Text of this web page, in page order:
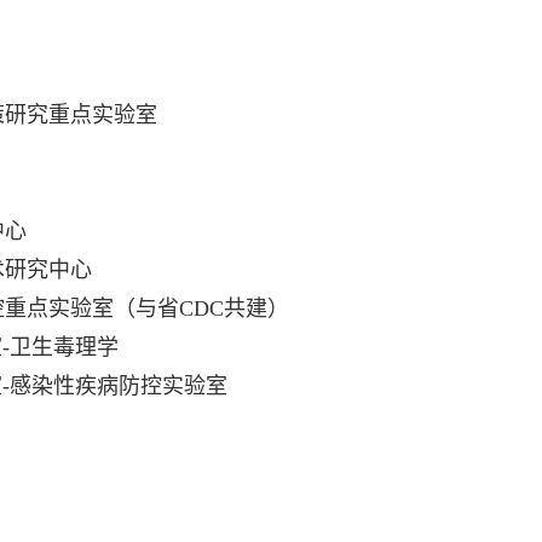
究重点实验室
心
究中心
点实验室（与省CDC共建）
卫生毒理学
感染性疾病防控实验室